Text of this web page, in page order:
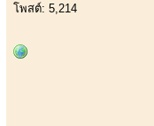
โพสต์: 5,214